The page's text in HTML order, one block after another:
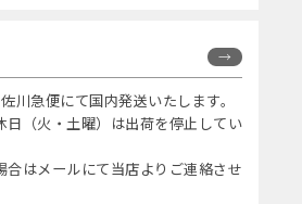
川急便にて国内発送いたします。
（火・土曜）は出荷を停止してい
はメールにて当店よりご連絡させ